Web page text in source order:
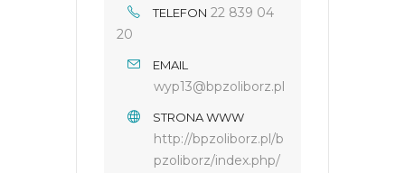
TELEFON 22 839 04
20
EMAIL
wyp13@bpzoliborz.pl
STRONA WWW
http://bpzoliborz.pl/b
pzoliborz/index.php/